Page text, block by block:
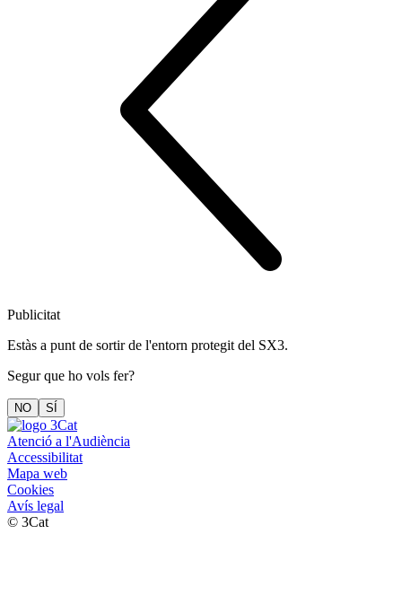
Publicitat
Estàs a punt de sortir de l'entorn protegit del SX3.
Segur que ho vols fer?
NO SÍ
Atenció a l'Audiència
Accessibilitat
Mapa web
Cookies
Avís legal
© 3Cat